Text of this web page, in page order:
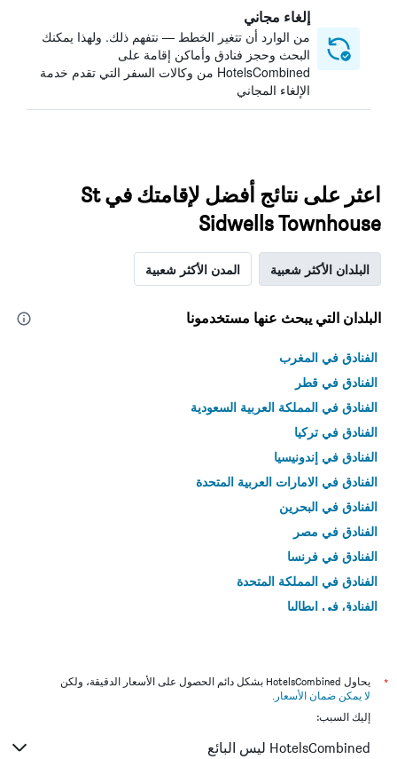
إلغاء مجاني
من الوارد أن تتغير الخطط — نتفهم ذلك. ولهذا يمكنك
البحث وحجز فنادق وأماكن إقامة على
HotelsCombined من وكالات السفر التي تقدم خدمة
الإلغاء المجاني
اعثر على نتائج أفضل لإقامتك في St
Sidwells Townhouse
البلدان الأكثر شعبية المدن الأكثر شعبية
البلدان التي يبحث عنها مستخدمونا
الفنادق في المغرب
الفنادق في قطر
الفنادق في المملكة العربية السعودية
الفنادق في تركيا
الفنادق في إندونيسيا
الفنادق في الامارات العربية المتحدة
الفنادق في البحرين
الفنادق في مصر
الفنادق في فرنسا
الفنادق في المملكة المتحدة
الفنادق في إيطاليا
*
يحاول HotelsCombined بشكل دائم الحصول على الأسعار الدقيقة، ولكن
لا يمكن ضمان الأسعار .
إليك السبب:
HotelsCombined ليس البائع